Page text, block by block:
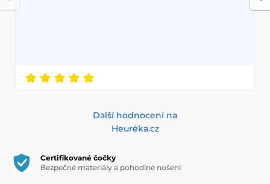
Další hodnocení na
Heuréka.cz
Certifikované čočky
Bezpečné materiály a pohodlné nošení